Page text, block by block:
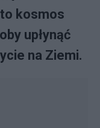
kosmos
upłynąć
na Ziemi.